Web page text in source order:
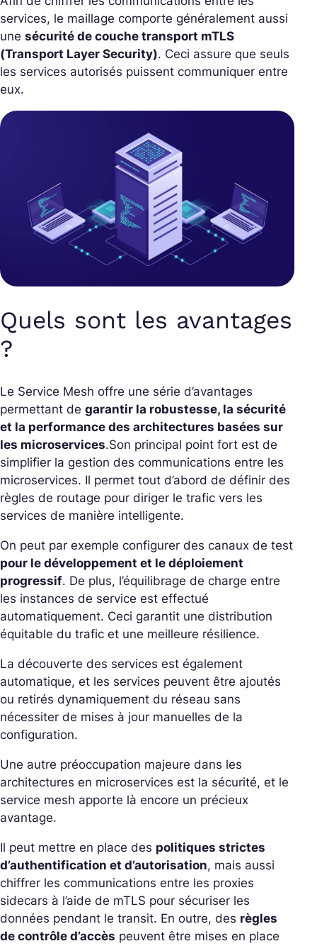
services, le maillage comporte généralement aussi
une sécurité de couche transport mTLS
(Transport Layer Security). Ceci assure que seuls
les services autorisés puissent communiquer entre
eux.
Quels sont les avantages
?
Le Service Mesh offre une série d’avantages
permettant de garantir la robustesse, la sécurité
et la performance des architectures basées sur
les microservices.Son principal point fort est de
simplifier la gestion des communications entre les
microservices. Il permet tout d’abord de définir des
règles de routage pour diriger le trafic vers les
services de manière intelligente.
On peut par exemple configurer des canaux de test
pour le développement et le déploiement
progressif. De plus, l’équilibrage de charge entre
les instances de service est effectué
automatiquement. Ceci garantit une distribution
équitable du trafic et une meilleure résilience.
La découverte des services est également
automatique, et les services peuvent être ajoutés
ou retirés dynamiquement du réseau sans
nécessiter de mises à jour manuelles de la
configuration.
Une autre préoccupation majeure dans les
architectures en microservices est la sécurité, et le
service mesh apporte là encore un précieux
avantage.
Il peut mettre en place des politiques strictes
d’authentification et d’autorisation, mais aussi
chiffrer les communications entre les proxies
sidecars à l’aide de mTLS pour sécuriser les
données pendant le transit. En outre, des règles
de contrôle d’accès peuvent être mises en place